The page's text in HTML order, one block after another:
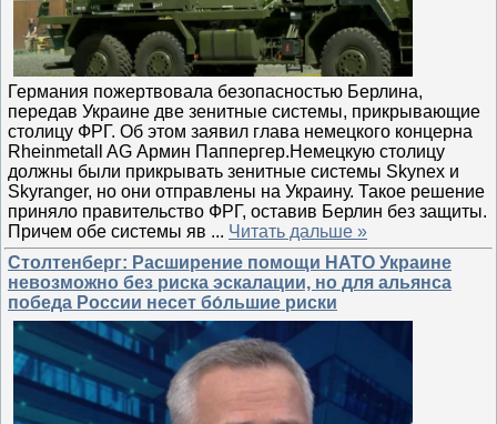
Германия пожертвовала безопасностью Берлина,
передав Украине две зенитные системы, прикрывающие
столицу ФРГ. Об этом заявил глава немецкого концерна
Rheinmetall AG Армин Паппергер.Немецкую столицу
должны были прикрывать зенитные системы Skynex и
Skyranger, но они отправлены на Украину. Такое решение
приняло правительство ФРГ, оставив Берлин без защиты.
Причем обе системы яв ... Читать дальше »
Столтенберг: Расширение помощи НАТО Украине
невозможно без риска эскалации, но для альянса
победа России несет бо́льшие риски